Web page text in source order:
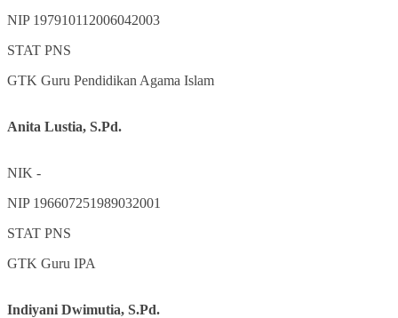
NIP 197910112006042003
STAT PNS
GTK Guru Pendidikan Agama Islam
Anita Lustia, S.Pd.
NIK -
NIP 196607251989032001
STAT PNS
GTK Guru IPA
Indiyani Dwimutia, S.Pd.